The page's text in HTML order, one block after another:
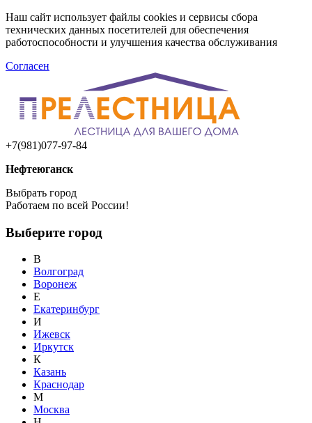
Наш сайт использует файлы cookies и сервисы сбора
технических данных посетителей для обеспечения
работоспособности и улучшения качества обслуживания
Согласен
+7(981)077-97-84
Нефтеюганск
Выбрать город
Работаем по всей России!
Выберите город
В
Волгоград
Воронеж
Е
Екатеринбург
И
Ижевск
Иркутск
К
Казань
Краснодар
М
Москва